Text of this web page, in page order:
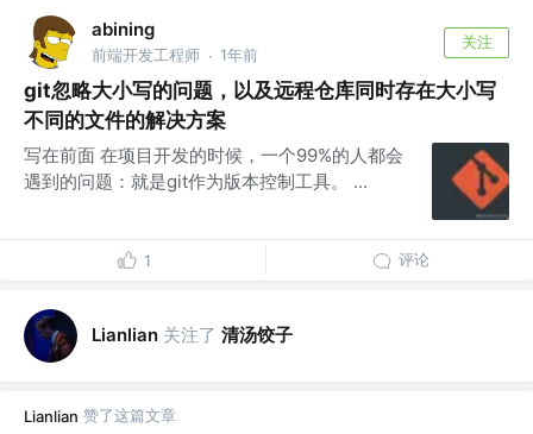
abining
前端开发工程师 · 1年前
关注
git忽略大小写的问题，以及远程仓库同时存在大小写
不同的文件的解决方案
写在前面 在项目开发的时候，一个99%的人都会
遇到的问题：就是git作为版本控制工具。 ...
1 评论
Lianlian 关注了 清汤饺子
Lianlian 赞了这篇文章